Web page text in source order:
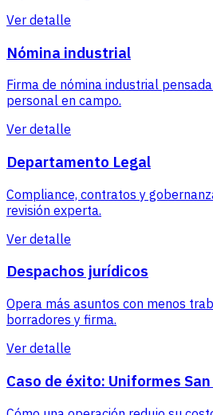
Ver detalle
Nómina industrial
Firma de nómina industrial
personal en campo.
Ver detalle
Departamento Legal
Compliance, contratos y
revisión experta.
Ver detalle
Despachos jurídicos
Opera más asuntos con menos
borradores y firma.
Ver detalle
Caso de éxito: Uniformes